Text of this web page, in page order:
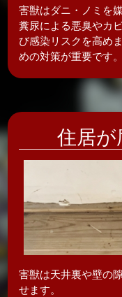
害獣はダニ・ノミを
糞尿による悪臭やカ
び感染リスクを高め
めの対策が重要です。
住居が
害獣は天井裏や壁の
せます。